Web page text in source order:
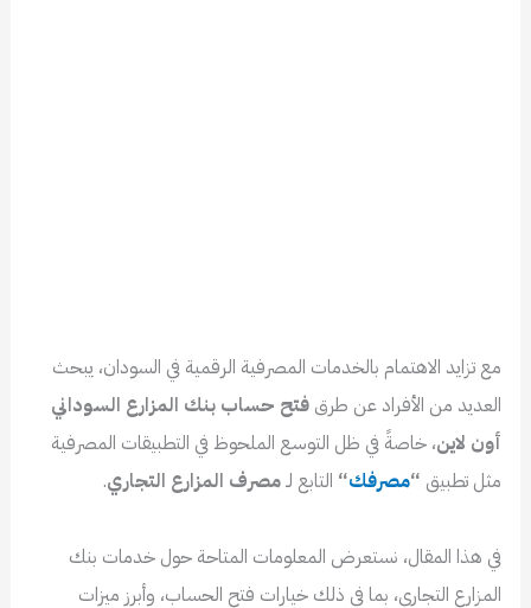
مع تزايد الاهتمام بالخدمات المصرفية الرقمية في السودان، يبحث
العديد من الأفراد عن طرق فتح حساب بنك المزارع السوداني
أون لاين، خاصةً في ظل التوسع الملحوظ في التطبيقات المصرفية
مثل تطبيق “مصرفك“ التابع لـمصرف المزارع التجاري.
في هذا المقال، نستعرض المعلومات المتاحة حول خدمات بنك
المزارع التجاري، بما في ذلك خيارات فتح الحساب، وأبرز ميزات